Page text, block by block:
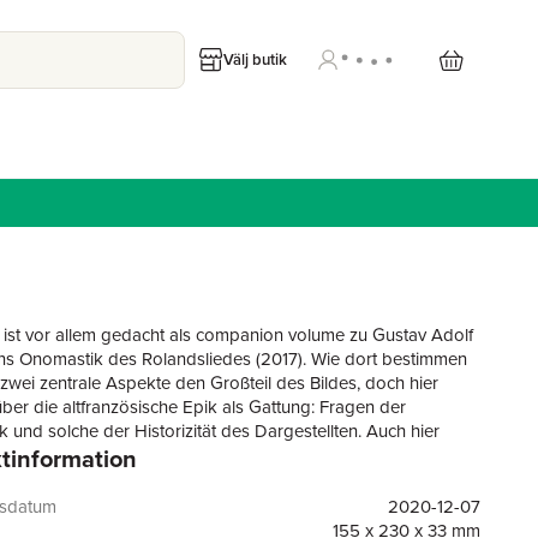
Välj butik
vor allem gedacht als companion volume zu Gustav Adolf
Onomastik des Rolandsliedes (2017). Wie dort bestimmen
zentrale Aspekte den Großteil des Bildes, doch hier
die altfranzösische Epik als Gattung: Fragen der
und solche der Historizität des Dargestellten. Auch hier
meist sogar ineinander: Personennamen wie Audegarius (+
Baligan, Nikephóros ~ Hugue li Forz, Witburg ~ Wigburg ~
A(da)lgis (→ Malgis/Amalgis), Toponyme wie Belin,
2020-12-07
155 x 230 x 33 mm